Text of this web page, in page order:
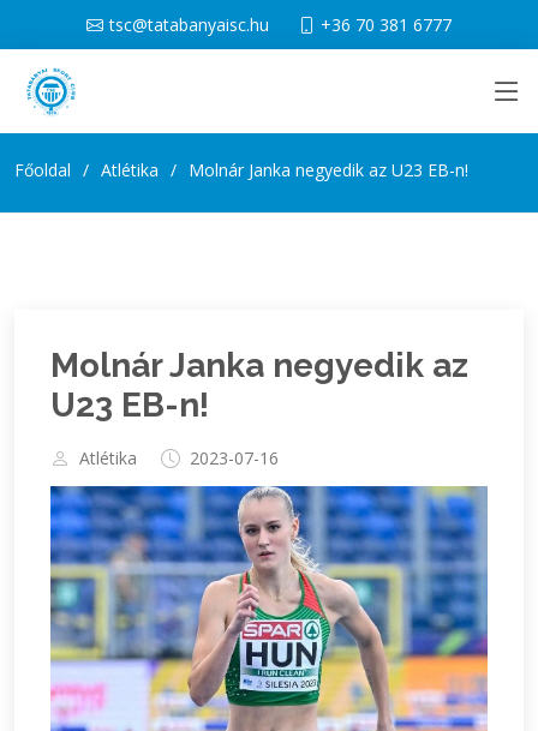
tsc@tatabanyaisc.hu +36 70 381 6777
Főoldal Atlétika Molnár Janka negyedik az U23 EB-n!
Molnár Janka negyedik az
U23 EB-n!
Atlétika 2023-07-16